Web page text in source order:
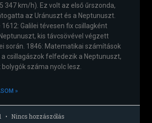
347 km/h). Ez volt az első űrszonda,
az Uránuszt és a Neptunuszt.
Galilei tévesen fix csillagként
kis távcsövével végzett
során. 1846: Matematikai számítások
csillagászok felfedezik a Neptunuszt,
száma nyolc lesz.
»
Nincs hozzászólás